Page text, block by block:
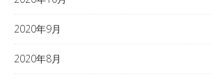
2020年9月
2020年8月